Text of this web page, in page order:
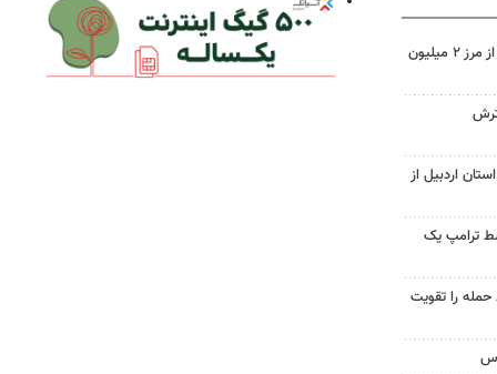
تردد زائران اربعین در خوزستان از مرز ۲ میلیون
اردبیل از
ترامپ یک
خط حمله را تقویت